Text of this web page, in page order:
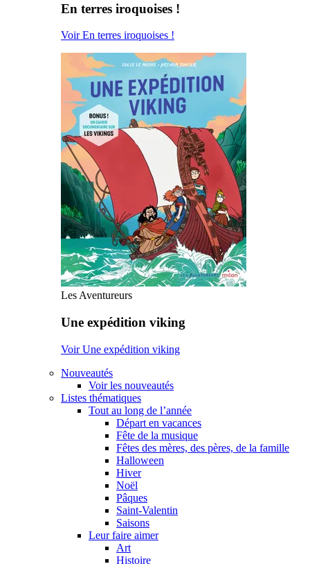
En terres iroquoises !
Voir En terres iroquoises !
Les Aventureurs
Une expédition viking
Voir Une expédition viking
Nouveautés
Voir les nouveautés
Listes thématiques
Tout au long de l’année
Départ en vacances
Fête de la musique
Fêtes des mères, des pères, de la famille
Halloween
Hiver
Noël
Pâques
Saint-Valentin
Saisons
Leur faire aimer
Art
Histoire